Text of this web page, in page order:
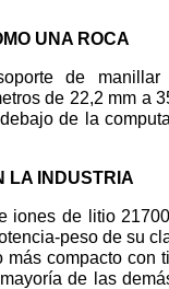
UNA ROCA
de
de 22,2 mm a
de la
LA INDUSTRIA
iones de litio
peso de su
compacto con
de las